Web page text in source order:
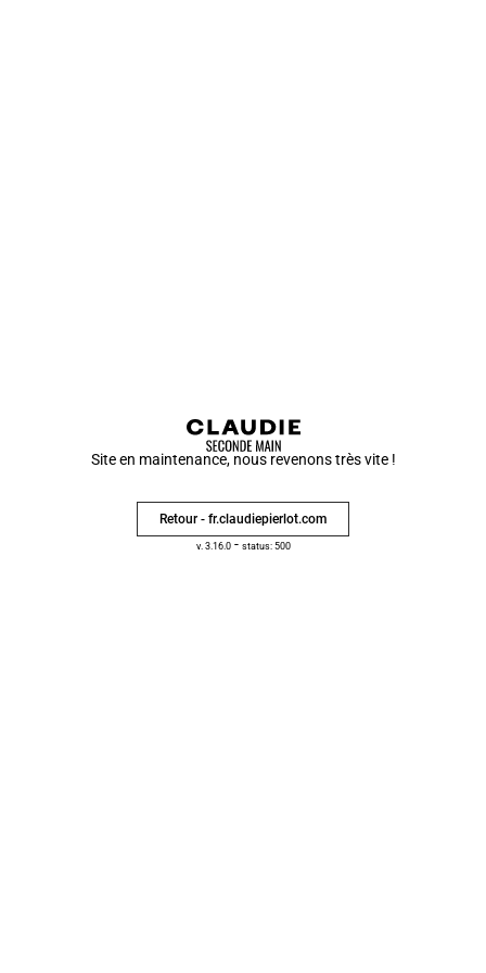
Site en maintenance, nous revenons très vite !
Retour - fr.claudiepierlot.com
v. 3.16.0- status: 500